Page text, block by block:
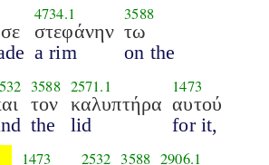
4734.1
στεφάνην
a rim
3588
τω
on the
3588
τον
the
2571.1
καλυπτήρα
lid
1473
αυτού
for it,
1473 2532 3588 2906.1